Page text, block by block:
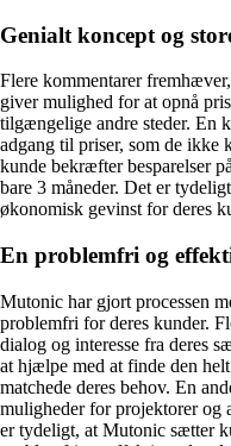
Genialt koncept og
Flere kommentarer
giver mulighed for at opnå
tilgængelige andre steder. En
adgang til priser, som de ikke
kunde bekræfter besparelser
bare 3 måneder. Det er
økonomisk gevinst for deres
En problemfri og
Mutonic har gjort processen
problemfri for deres kunder.
dialog og interesse fra deres
at hjælpe med at finde den
matchede deres behov. En
muligheder for projektorer og
er tydeligt, at Mutonic sætter